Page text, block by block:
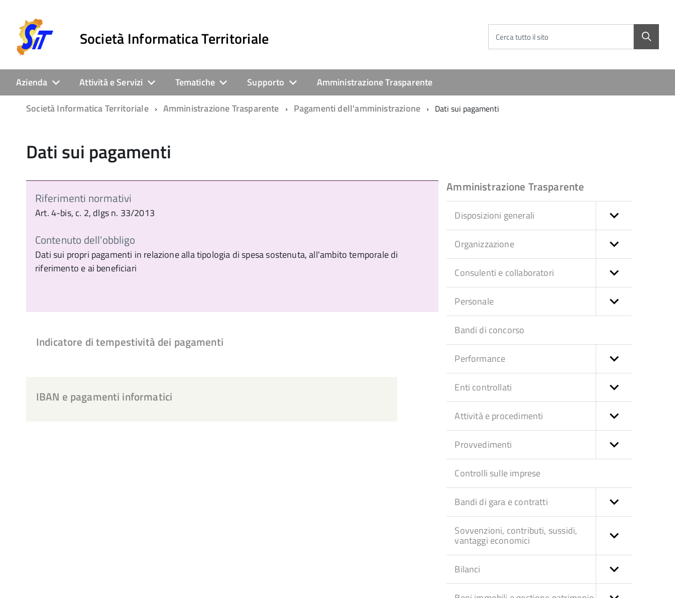
Società Informatica Territoriale Cerca tutto il sito
Azienda Attività e Servizi Tematiche Supporto
Amministrazione Trasparente
Società Informatica Territoriale
Amministrazione Trasparente Pagamenti dell'amministrazione Dati sui pagamenti
Dati sui pagamenti
Riferimenti normativi
Art. 4-bis, c. 2, dlgs n. 33/2013
Contenuto dell'obbligo
Dati sui propri pagamenti in relazione alla tipologia di spesa sostenuta, all'ambito temporale di
riferimento e ai beneficiari
Indicatore di tempestività dei pagamenti
IBAN e pagamenti informatici
Amministrazione Trasparente
Disposizioni generali
Organizzazione
Consulenti e collaboratori
Personale
Bandi di concorso
Performance
Enti controllati
Attività e procedimenti
Provvedimenti
Controlli sulle imprese
Bandi di gara e contratti
Sovvenzioni, contributi, sussidi,
vantaggi economici
Bilanci